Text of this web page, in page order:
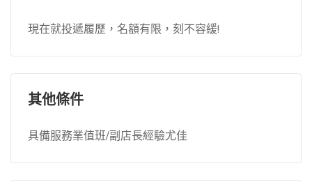
現在就投遞履歷，名額有限，刻不容緩!
其他條件
具備服務業值班/副店長經驗尤佳